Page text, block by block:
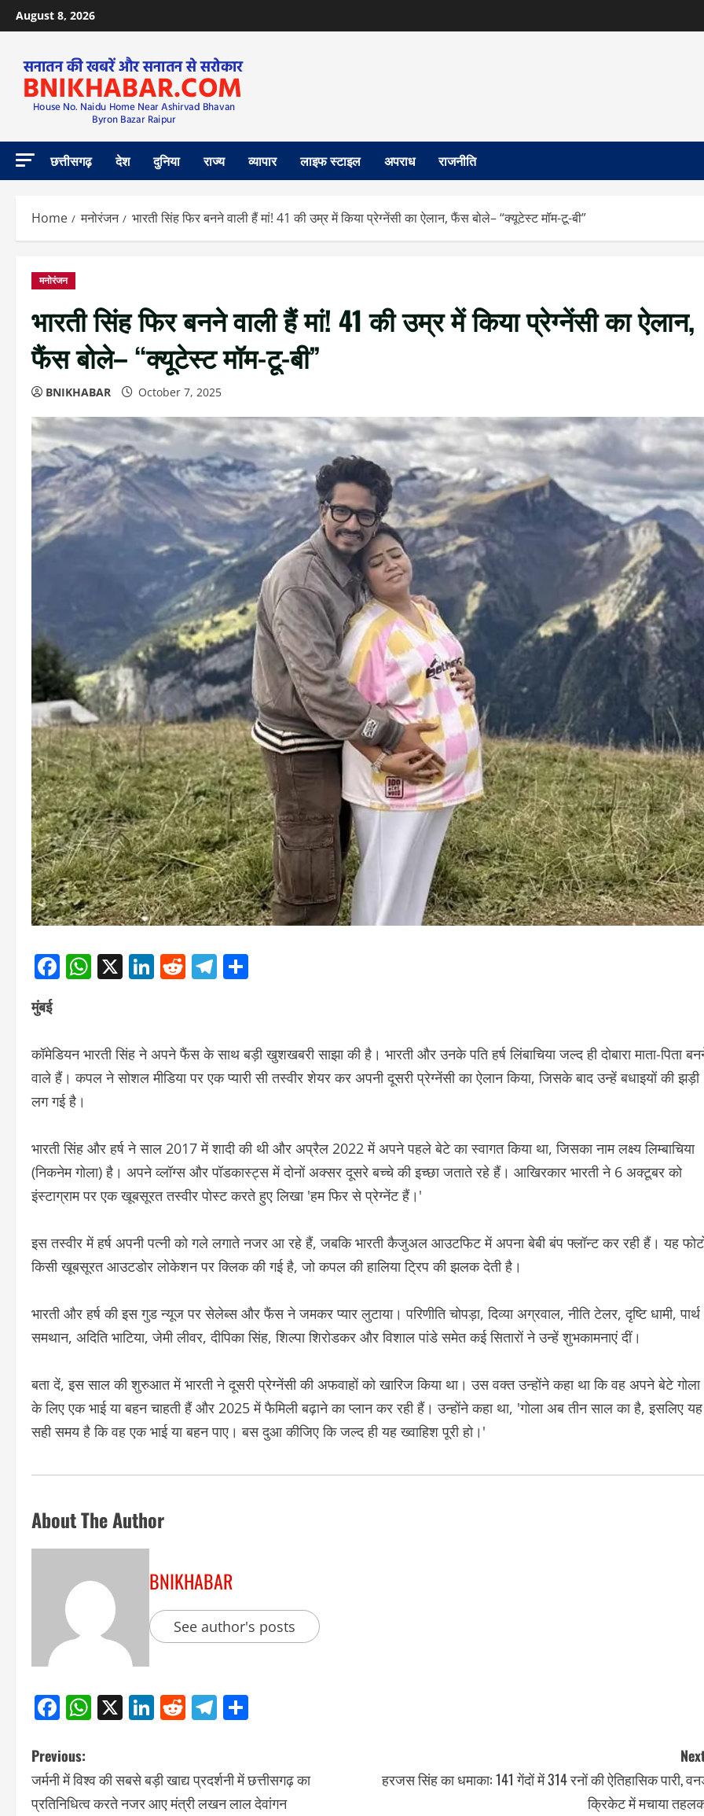
August 8, 2026
छत्तीसगढ़ देश दुनिया राज्य व्यापार लाइफ स्टाइल अपराध राजनीति
Home मनोरंजन भारती सिंह फिर बनने वाली हैं मां! 41 की उम्र में किया प्रेग्नेंसी का ऐलान, फैंस बोले– “क्यूटेस्ट मॉम-टू-बी”
मनोरंजन
भारती सिंह फिर बनने वाली हैं मां! 41 की उम्र में किया प्रेग्नेंसी का ऐलान,
फैंस बोले– “क्यूटेस्ट मॉम-टू-बी”
BNIKHABAR October 7, 2025
Facebook
WhatsApp
X LinkedIn
RedditTelegram
मुंबई
कॉमेडियन भारती सिंह ने अपने फैंस के साथ बड़ी खुशखबरी साझा की है। भारती और उनके पति हर्ष लिंबाचिया जल्द ही दोबारा माता-पिता
वाले हैं। कपल ने सोशल मीडिया पर एक प्यारी सी तस्वीर शेयर कर अपनी दूसरी प्रेग्नेंसी का ऐलान किया, जिसके बाद उन्हें बधाइयों की झड़ी
लग गई है।
भारती सिंह और हर्ष ने साल 2017 में शादी की थी और अप्रैल 2022 में अपने पहले बेटे का स्वागत किया था, जिसका नाम लक्ष्य लिम्बाचिया
(निकनेम गोला) है। अपने व्लॉग्स और पॉडकास्ट्स में दोनों अक्सर दूसरे बच्चे की इच्छा जताते रहे हैं। आखिरकार भारती ने 6 अक्टूबर को
इंस्टाग्राम पर एक खूबसूरत तस्वीर पोस्ट करते हुए लिखा 'हम फिर से प्रेग्नेंट हैं।'
इस तस्वीर में हर्ष अपनी पत्नी को गले लगाते नजर आ रहे हैं, जबकि भारती कैजुअल आउटफिट में अपना बेबी बंप फ्लॉन्ट कर रही हैं। यह
किसी खूबसूरत आउटडोर लोकेशन पर क्लिक की गई है, जो कपल की हालिया ट्रिप की झलक देती है।
भारती और हर्ष की इस गुड न्यूज पर सेलेब्स और फैंस ने जमकर प्यार लुटाया। परिणीति चोपड़ा, दिव्या अग्रवाल, नीति टेलर, दृष्टि धामी, पार्थ
समथान, अदिति भाटिया, जेमी लीवर, दीपिका सिंह, शिल्पा शिरोडकर और विशाल पांडे समेत कई सितारों ने उन्हें शुभकामनाएं दीं।
बता दें, इस साल की शुरुआत में भारती ने दूसरी प्रेग्नेंसी की अफवाहों को खारिज किया था। उस वक्त उन्होंने कहा था कि वह अपने बेटे गोला
के लिए एक भाई या बहन चाहती हैं और 2025 में फैमिली बढ़ाने का प्लान कर रही हैं। उन्होंने कहा था, 'गोला अब तीन साल का है, इसलिए यह
सही समय है कि वह एक भाई या बहन पाए। बस दुआ कीजिए कि जल्द ही यह ख्वाहिश पूरी हो।'
About The Author
BNIKHABAR
See author's posts
Facebook
WhatsApp
X LinkedIn
RedditTelegram
Previous:
जर्मनी में विश्व की सबसे बड़ी खाद्य प्रदर्शनी में छत्तीसगढ़ का
प्रतिनिधित्व करते नजर आए मंत्री लखन लाल देवांगन
हरजस सिंह का धमाका: 141 गेंदों में 314 रनों की ऐतिहासिक पारी,
क्रिकेट में मचाया